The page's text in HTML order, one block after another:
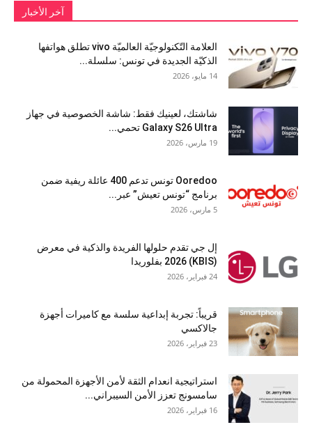
آخر الأخبار
العلامة التّكنولوجيّة العالميّة vivo تطلق هواتفها
الذكيّة الجديدة في تونس: سلسلة...
14 مايو، 2026
شاشتك، لعينيك فقط: شاشة الخصوصية في جهاز
Galaxy S26 Ultra تحمي...
19 مارس، 2026
Ooredoo تونس تدعم 400 عائلة ريفية ضمن
برنامج “تونس تعيش” عبر...
5 مارس، 2026
إل جي تقدم حلولها الفريدة والذكية في معرض
(KBIS) 2026 بفلوريدا
24 فبراير، 2026
قريباً: تجربة إبداعية سلسة مع كاميرات أجهزة
جالاكسي
23 فبراير، 2026
استراتيجية انعدام الثقة لأمن الأجهزة المحمولة من
سامسونج تعزز الأمن السيبراني...
16 فبراير، 2026